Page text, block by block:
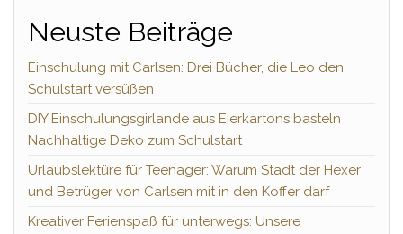
Neuste Beiträge
Einschulung mit Carlsen: Drei Bücher, die Leo den
Schulstart versüßen
DIY Einschulungsgirlande aus Eierkartons basteln
Nachhaltige Deko zum Schulstart
Urlaubslektüre für Teenager: Warum Stadt der Hexer
und Betrüger von Carlsen mit in den Koffer darf
Kreativer Ferienspaß für unterwegs: Unsere